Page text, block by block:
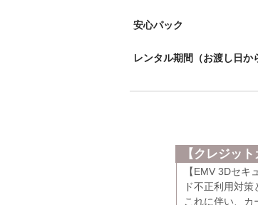
安心パック
レンタル期間（お渡し日か
【クレジッ
【EMV 3Dセ
ド不正利用対
これに伴い、カ